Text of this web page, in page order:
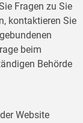
Fragen zu Sie
kontaktieren Sie
beim
Behörde
Website